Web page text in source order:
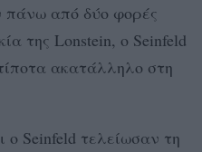
πάνω από δύο φορές
της Lonstein, ο Seinfeld
ακατάλληλο στη
ο Seinfeld τελείωσαν τη